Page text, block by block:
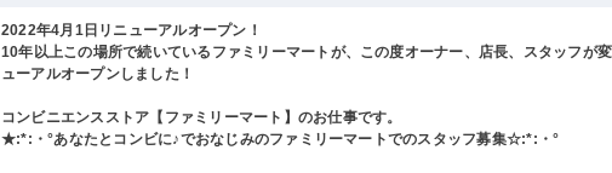
2022年4月1日リニューアルオープン！
10年以上この場所で続いているファミリーマートが、この度オーナー、店長、スタッフが
ューアルオープンしました！
コンビニエンスストア【ファミリーマート】のお仕事です。
★:*:・°あなたとコンビに♪でおなじみのファミリーマートでのスタッフ募集☆:*:・°